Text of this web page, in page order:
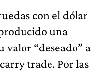
con el dólar
una
valor “deseado” a
trade. Por las